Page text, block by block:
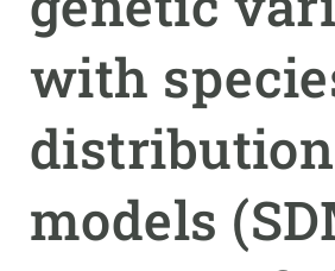
with
distribution
models